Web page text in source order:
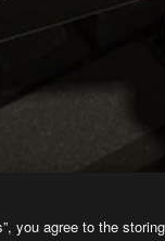
you agree to the